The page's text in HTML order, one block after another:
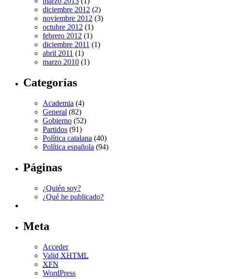
diciembre 2012 (2)
noviembre 2012 (3)
octubre 2012 (1)
febrero 2012 (1)
diciembre 2011 (1)
abril 2011 (1)
marzo 2010 (1)
Categorías
Academia (4)
General (82)
Gobierno (52)
Partidos (91)
Política catalana (40)
Política española (94)
Páginas
¿Quién soy?
¿Qué he publicado?
Meta
Acceder
Valid XHTML
XFN
WordPress